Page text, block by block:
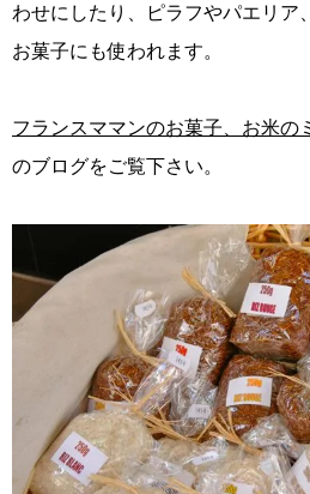
わせにしたり、ピラフやパエリア
お菓子にも使われます。
フランスママンのお菓子、お米の
のブログをご覧下さい。